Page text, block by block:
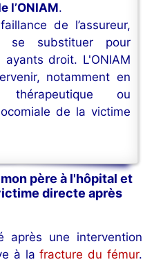
l’ONIAM.
de l’assureur,
se substituer pour
ayants droit. L'ONIAM
notamment en
ou
de la victime
père à l'hôpital et
directe après
après une intervention
à lafracture du fémur.